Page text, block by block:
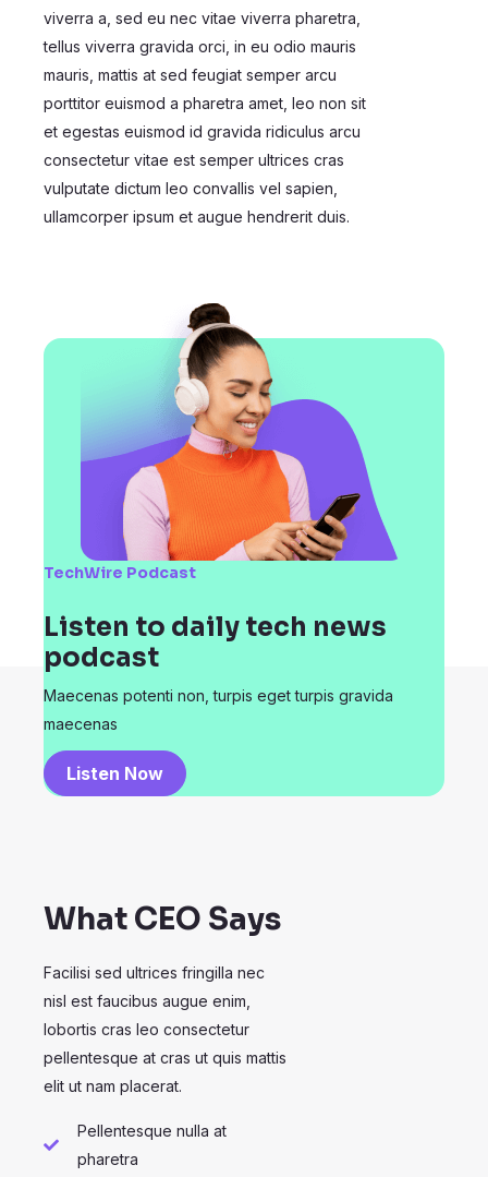
viverra a, sed eu nec vitae viverra pharetra,
tellus viverra gravida orci, in eu odio mauris
mauris, mattis at sed feugiat semper arcu
porttitor euismod a pharetra amet, leo non sit
et egestas euismod id gravida ridiculus arcu
consectetur vitae est semper ultrices cras
vulputate dictum leo convallis vel sapien,
ullamcorper ipsum et augue hendrerit duis.
TechWire Podcast
Listen to daily tech news
podcast
Maecenas potenti non, turpis eget turpis gravida
maecenas
Listen Now
What CEO Says
Facilisi sed ultrices fringilla nec
nisl est faucibus augue enim,
lobortis cras leo consectetur
pellentesque at cras ut quis mattis
elit ut nam placerat.
Pellentesque nulla at
pharetra